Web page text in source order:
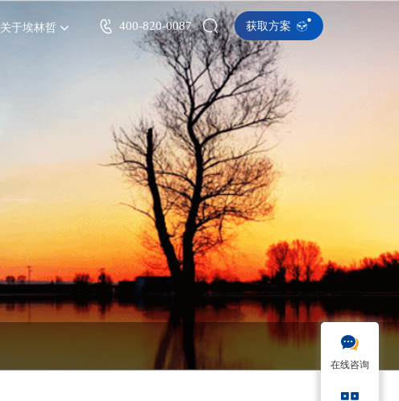
关于埃林哲 400-820-0087 获取方案
在线咨询